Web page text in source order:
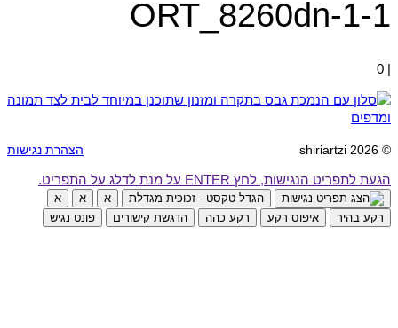
1-ORT_8260dn-1
|
0
הצהרת נגישות © 2026 shiriartzi
הגעת לתפריט הנגישות, לחץ ENTER על מנת לדלג על התפריט.
הגדל טקסט - זכוכית מגדלת א א
א
רקע בהיר
איפוס רקע רקע כהה הדגשת קישורים פונט נגיש